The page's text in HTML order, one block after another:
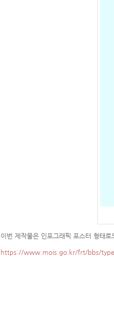
이번 제작물은 인포그래픽 포스터 형태
https://www.mois.go.kr/frt/bbs/